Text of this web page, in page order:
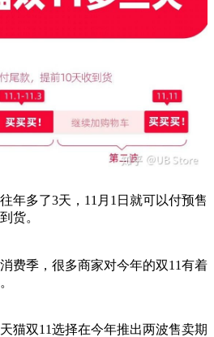
年多了3天，11月1日就可以付预售
货。
费季，很多商家对今年的双11有着
猫双11选择在今年推出两波售卖期